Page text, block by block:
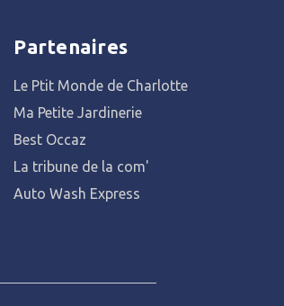
Partenaires
Le Ptit Monde de Charlotte
Ma Petite Jardinerie
Best Occaz
La tribune de la com'
Auto Wash Express